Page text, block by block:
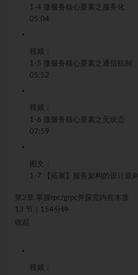
1-4 微服务核心要素之服务化
05:04
视频：
1-5 微服务核心要素之通信机制
05:52
视频：
1-6 微服务核心要素之无状态
07:59
图文：
1-7 【拓展】服务架构的设计原则
第2章 掌握rpc/grpc并探究内在本质
13 节｜154分钟
收起
视频：